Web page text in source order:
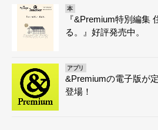
本
『&Premium特別編集
る。』好評発売中。
アプリ
&Premiumの電子版が
登場！